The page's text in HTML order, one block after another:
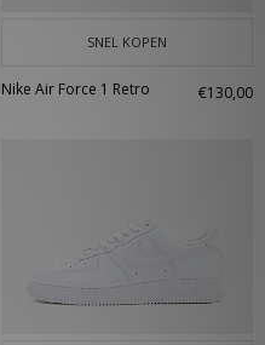
SNEL KOPEN
Nike Air Force 1 Retro €130,00